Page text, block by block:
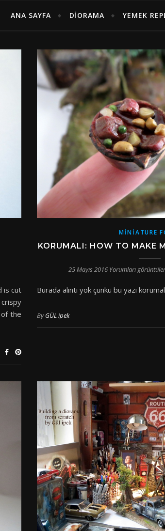
ANA SAYFA DIORAMA YEMEK
is cut
the
MINIATURE
KORUMALI: HOW TO MAKE
25 Mayıs 2016 Yorumları
Burada alıntı yok çünkü bu yazı
ByGÜL ipek